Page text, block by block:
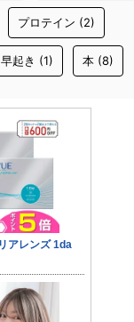
プロテイン (2)
早起き (1) 本 (8)